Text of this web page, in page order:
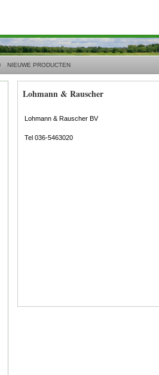
NIEUWE PRODUCTEN
Lohmann & Rauscher
Lohmann & Rauscher BV
Tel 036-5463020